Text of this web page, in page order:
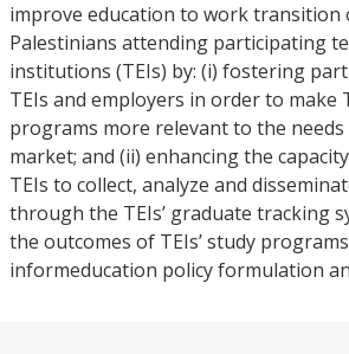
improve education to work transition
Palestinians attending participating
institutions (TEIs) by: (i) fostering
TEIs and employers in order to make
programs more relevant to the
market; and (ii) enhancing the
TEIs to collect, analyze and
through the TEIs’ graduate tracking
the outcomes of TEIs’ study
informeducation policy formulation